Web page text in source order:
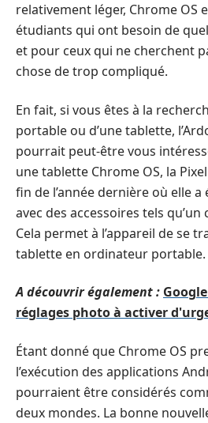
relativement léger, Chrome OS
étudiants qui ont besoin de
et pour ceux qui ne cherchent
chose de trop compliqué.
En fait, si vous êtes à la
portable ou d’une tablette, l’
pourrait peut-être vous
une tablette Chrome OS, la
fin de l’année dernière où elle
avec des accessoires tels
Cela permet à l’appareil de se
tablette en ordinateur portable.
A découvrir également :
réglages photo à activer
Étant donné que Chrome OS
l’exécution des applications
pourraient être considérés
deux mondes. La bonne